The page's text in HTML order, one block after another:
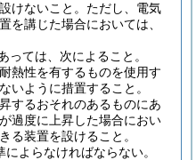
けないこと。 ただし、電気
を講じた場合においては、
っては、次によること。
熱性を有するものを使用す
いように措置すること。
するおそれのあるものにあ
過度に上昇した場合におい
る装置を設けること。
よらなければならない。